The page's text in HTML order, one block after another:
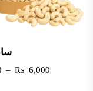
– ₨ 6,000